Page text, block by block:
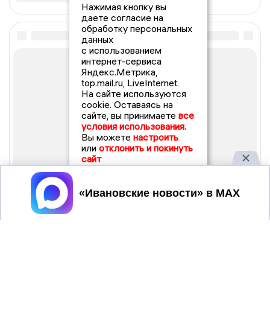
Нажимая кнопку вы
даете согласие на
обработку персональных
данных
с использованием
интернет-сервиса
Яндекс.Метрика,
top.mail.ru, LiveInternet.
На сайте используются
cookie. Оставаясь на
сайте, вы принимаете все
условия использования.
Вы можете настроить
или отклонить и покинуть
сайт
Принять